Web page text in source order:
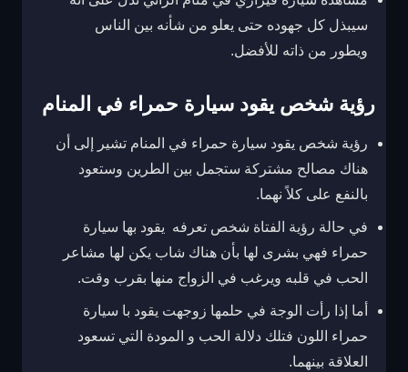
سيبذل كل جهوده حتى يعلو من شأنه بين الناس
ويطور من ذاته للأفضل.
رؤية شخص يقود سيارة حمراء في المنام
رؤية شخص يقود سيارة حمراء في المنام تشير إلى أن
هناك مصالح مشتركة ستجمل بين الطرين وستعود
بالنفع على كلاً نهما.
في حالة رؤية الفتاة شخص تعرفه يقود بها سيارة
حمراء فهي بشرى لها بأن هناك شاب يكن لها مشاعر
الحب في قلبه ويرغب في الزواج منها بقرب وقت.
أما إذا رأت الوجة في حلمها زوجهت يقود با سيارة
حمراء اللون فتلك دلالة الحب و المودة التي تسعود
العلاقة بينهما.